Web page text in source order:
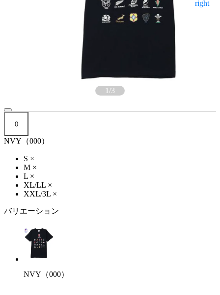
1/3
0
NVY（000）
S ×
M ×
L ×
XL/LL ×
XXL/3L ×
バリエーション
NVY（000）